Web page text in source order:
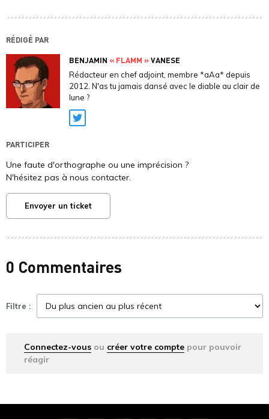
RÉDIGÉ PAR
BENJAMIN « FLAMM »VANESE
Rédacteur en chef adjoint, membre *aAa* depuis
2012. N'as tu jamais dansé avec le diable au clair de
lune ?
Twitter
PARTICIPER
Une faute d'orthographe ou une imprécision ?
N'hésitez pas à nous contacter.
Envoyer un ticket
0 Commentaires
Filtre :
Connectez-vous ou créer votre compte pour pouvoir
réagir